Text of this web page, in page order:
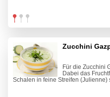
Zucchini
Für die Zucchini
Dabei das
Schalen in feine Streifen (Julienne)